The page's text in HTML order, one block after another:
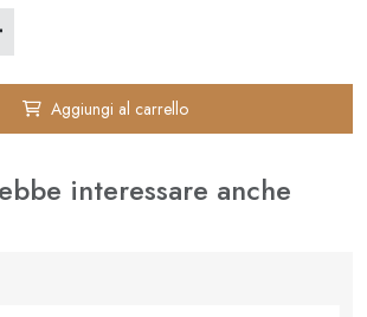
✚
Aggiungi al carrello
interessare anche